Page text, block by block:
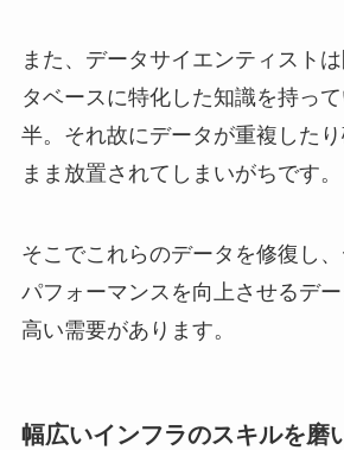
また、データサイエンティスト
タベースに特化した知識を持っ
半。それ故にデータが重複した
まま放置されてしまいがちです。
そこでこれらのデータを修復し
パフォーマンスを向上させるデ
高い需要があります。
幅広いインフラのスキルを磨